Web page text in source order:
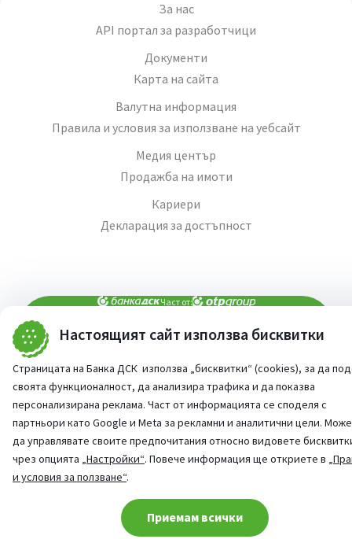
Настоящият сайт използва бисквитки
Страницата на Банка ДСК използва „бисквитки“ (cookies), за да
своята функционалност, да анализира трафика и да показва
персонализирана реклама. Част от информацията се споделя с
партньори като Google и Meta за рекламни и аналитични цели.
да управлявате своите предпочитания относно видовете
чрез опцията „Настройки“. Повече информация ще откриете в
и условия за ползване“.
Приемам всички
За нас
API портал за разработчици
Документи
Карта на сайта
Валутна информация
Правила и условия за използване на уебсайт
Медия център
Продажба на имоти
Кариери
Декларация за достъпност
Част от:
©2026 Всички права запазени
Сайт от:StudioX
Cookie consent change